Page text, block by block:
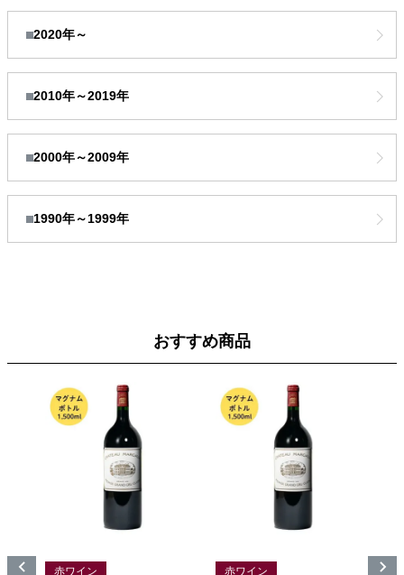
2020年～
2010年～2019年
2000年～2009年
1990年～1999年
おすすめ商品
赤ワイン 赤ワイン